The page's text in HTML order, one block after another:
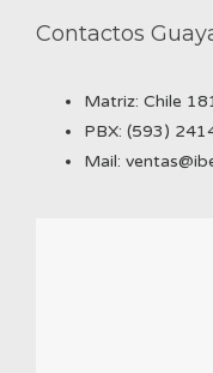
Contactos
Matriz: Chile
PBX: (593)
Mail: